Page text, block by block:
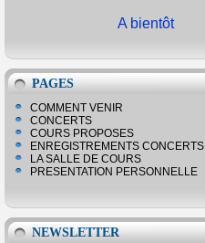
A bientôt
PAGES
COMMENT VENIR
CONCERTS
COURS PROPOSES
ENREGISTREMENTS CONCERTS
LA SALLE DE COURS
PRESENTATION PERSONNELLE
NEWSLETTER